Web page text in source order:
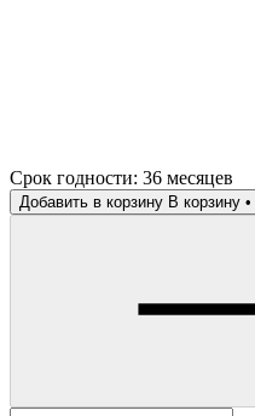
Срок годности: 36 месяцев
Добавить в корзину В корзину •